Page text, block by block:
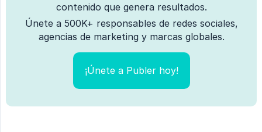
contenido que genera resultados.
Únete a 500K+ responsables de redes sociales,
agencias de marketing y marcas globales.
¡Únete a Publer hoy!